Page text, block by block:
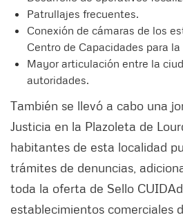
Patrullajes frecuentes.
Conexión de cámaras de los
Centro de Capacidades para
Mayor articulación entre la
autoridades.
También se llevó a cabo una
Justicia en la Plazoleta de
habitantes de esta localidad
trámites de denuncias,
toda la oferta de Sello
establecimientos comerciales